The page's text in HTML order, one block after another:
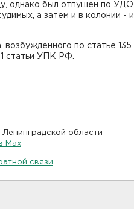
однако был отпущен по УДО,
а затем и в колонии - и
возбужденного по статье 135
статьи УПК РФ.
области -
Maх
связи